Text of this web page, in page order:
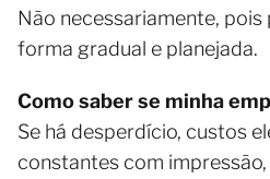
Não necessariamente,
forma gradual e planejada.
Como saber se minha
Se há desperdício, custos
constantes com